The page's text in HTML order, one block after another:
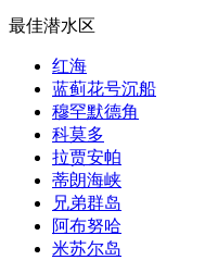
最佳潜水区
红海
蓝蓟花号沉船
穆罕默德角
科莫多
拉贾安帕
蒂朗海峡
兄弟群岛
阿布努哈
米苏尔岛